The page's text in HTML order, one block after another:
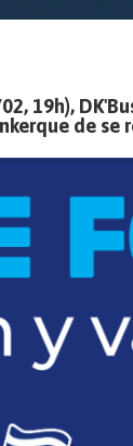
19h),
de se